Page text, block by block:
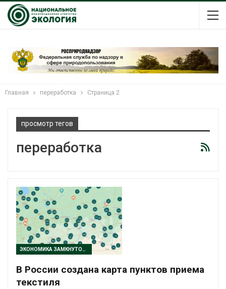
Главная переработка Страница 2
просмотр тегов
переработка
ЭКОНОМИКА ЗАМКНУТОГО ЦИКЛА
В России создана карта пунктов приема
текстиля